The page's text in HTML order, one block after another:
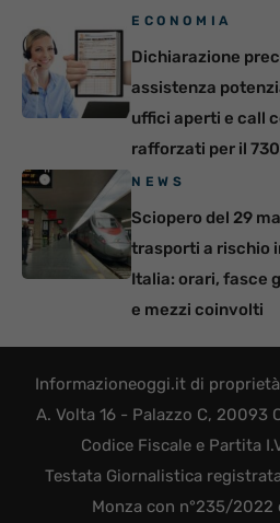
ECONOMIA
Dichiarazione
assistenza
uffici aperti e call
rafforzati per il 730
NEWS
Sciopero del 29
trasporti a rischio
Italia: orari, fasce
e mezzi coinvolti
Informazioneoggi.it di proprietà
A. Volta 16 - Palazzo C, 20093
Codice Fiscale e Partita
Testata Giornalistica
Monza con n°235/